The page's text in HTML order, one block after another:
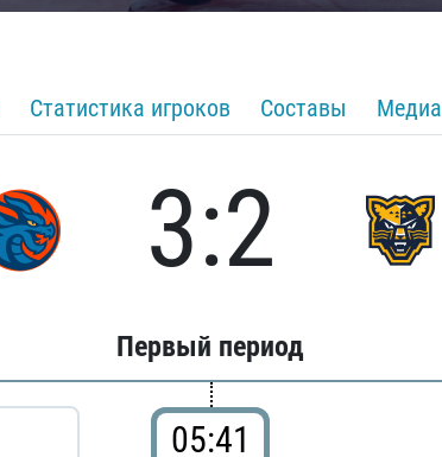
Статистика игроков Составы Медиа
3:2
Первый период
05:41